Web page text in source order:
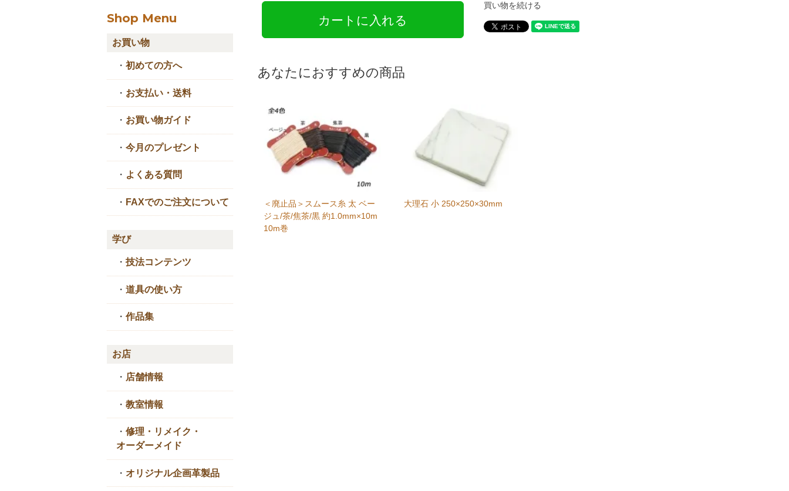
買い物を続ける
あなたにおすすめの商品
＜廃止品＞スムース糸 太 ベー
ジュ/茶/焦茶/黒 約1.0mm×10m
10m巻
大理石 小 250×250×30mm
Shop Menu
お買い物
・ 初めての方へ
・ お支払い・送料
・ お買い物ガイド
・ 今月のプレゼント
・ よくある質問
・ FAXでのご注文について
学び
・ 技法コンテンツ
・ 道具の使い方
・ 作品集
お店
・ 店舗情報
・ 教室情報
・ 修理・リメイク・
オーダーメイド
・ オリジナル企画革製品